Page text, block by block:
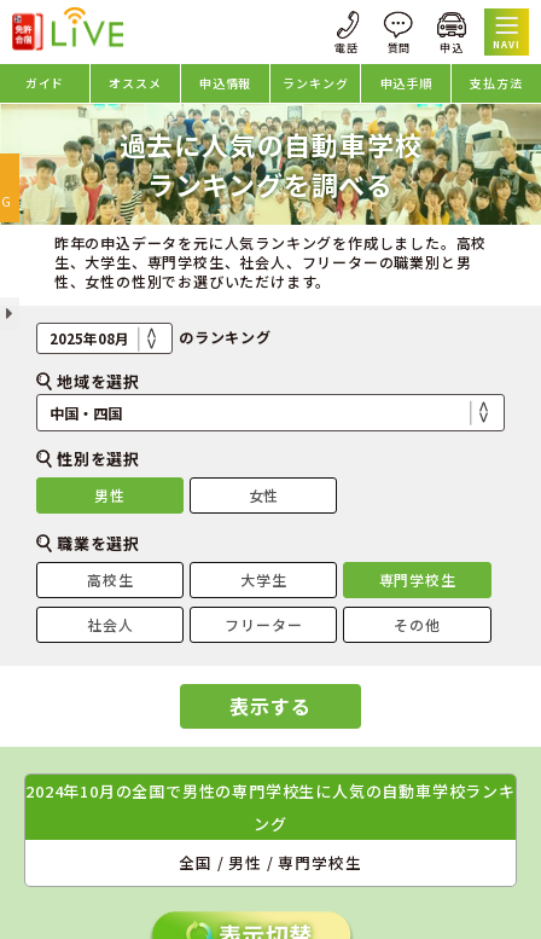
NAVI
ガイド オススメ 申込情報 ランキング 申込手順 支払方法
過去に人気の自動車学校
ランキングを調べる
昨年の申込データを元に人気ランキングを作成しました。高校
生、大学生、専門学校生、社会人、フリーターの職業別と男
性、女性の性別でお選びいただけます。
のランキング
地域を選択
性別を選択
男性 女性
職業を選択
高校生 大学生 専門学校生
社会人 フリーター その他
表示する
2024年10月の全国で男性の専門学校生に人気の自動車学校ランキ
ング
全国 / 男性 / 専門学校生